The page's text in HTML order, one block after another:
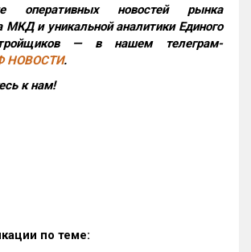
оперативных новостей рынка
МКД и уникальной аналитики Единого
— в нашем телеграм-
НОВОСТИ.
к нам!
по теме: